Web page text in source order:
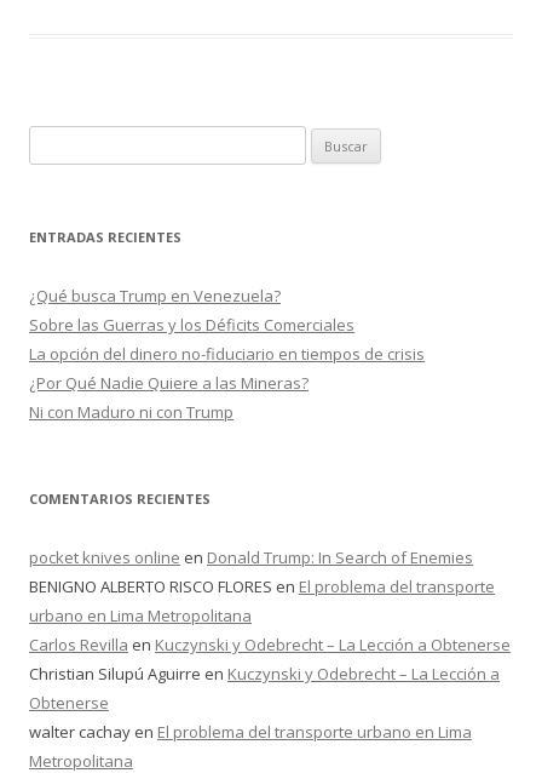
o
k
ti
r
u
c
:
ENTRADAS RECIENTES
¿Qué busca Trump en Venezuela?
Sobre las Guerras y los Déficits Comerciales
La opción del dinero no-fiduciario en tiempos de crisis
¿Por Qué Nadie Quiere a las Mineras?
Ni con Maduro ni con Trump
COMENTARIOS RECIENTES
pocket knives online en Donald Trump: In Search of Enemies
BENIGNO ALBERTO RISCO FLORES en El problema del transporte
urbano en Lima Metropolitana
Carlos Revilla en Kuczynski y Odebrecht – La Lección a Obtenerse
Christian Silupú Aguirre en Kuczynski y Odebrecht – La Lección a
Obtenerse
walter cachay en El problema del transporte urbano en Lima
Metropolitana